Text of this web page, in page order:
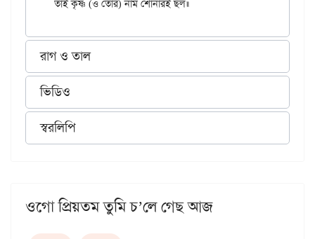
রাগ ও তাল
ভিডিও
স্বরলিপি
ওগো প্রিয়তম তুমি চ’লে গেছ আজ